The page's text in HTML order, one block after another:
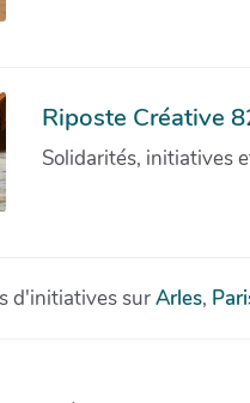
Riposte Créative
Solidarités, initiatives
d'initiatives surArles,